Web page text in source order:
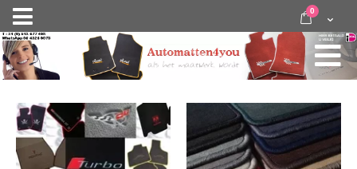
Nav
activeren
door
inhoud
Cart
0 items